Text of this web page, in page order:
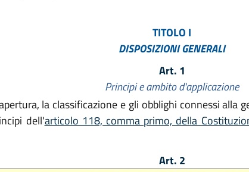
TITOLO I
DISPOSIZIONI GENERALI
Art. 1
Principi e ambito d'applicazione
la classificazione e gli obblighi connessi
dell'articolo 118, comma primo, della
Art. 2